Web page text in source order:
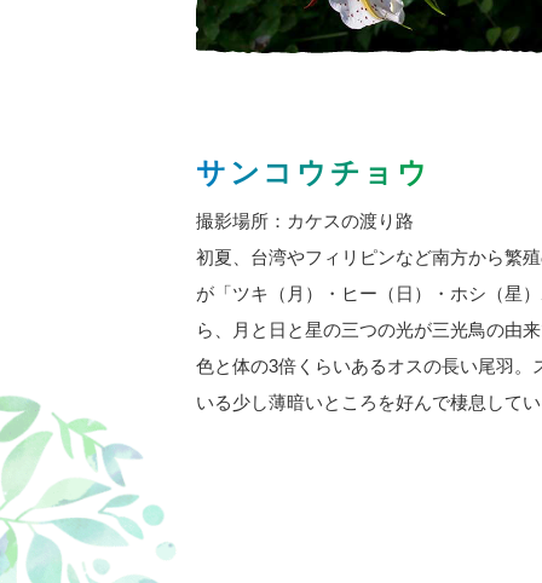
サンコウチョウ
撮影場所：カケスの渡り路
初夏、台湾やフィリピンなど南方から繁
が「ツキ（月）・ヒー（日）・ホシ（星
ら、月と日と星の三つの光が三光鳥の由
色と体の3倍くらいあるオスの長い尾羽。
いる少し薄暗いところを好んで棲息して